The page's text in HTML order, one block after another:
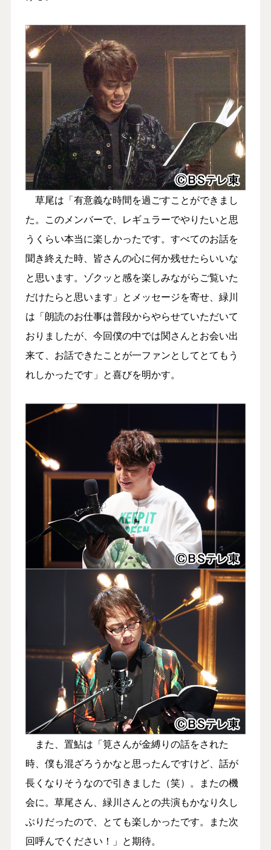
草尾は「有意義な時間を過ごすことができまし
た。このメンバーで、レギュラーでやりたいと思
うくらい本当に楽しかったです。すべてのお話を
聞き終えた時、皆さんの心に何か残せたらいいな
と思います。ゾクッと感を楽しみながらご覧いた
だけたらと思います」とメッセージを寄せ、緑川
は「朗読のお仕事は普段からやらせていただいて
おりましたが、今回僕の中では関さんとお会い出
来て、お話できたことが一ファンとしてとてもう
れしかったです」と喜びを明かす。
また、置鮎は「筧さんが金縛りの話をされた
時、僕も混ざろうかなと思ったんですけど、話が
長くなりそうなので引きました（笑）。またの機
会に。草尾さん、緑川さんとの共演もかなり久し
ぶりだったので、とても楽しかったです。また次
回呼んでください！」と期待。